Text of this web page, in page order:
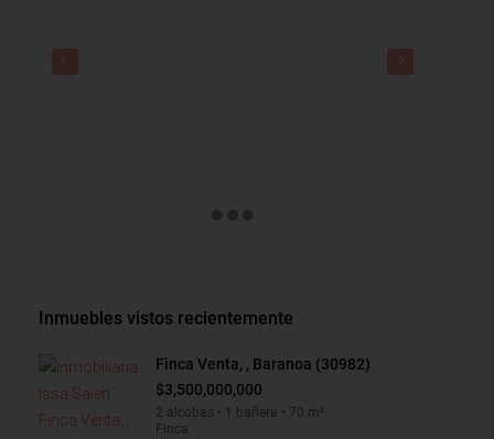
Inmuebles vistos recientemente
Finca Venta, , Baranoa (30982)
$3,500,000,000
2 alcobas • 1 bañera • 70 m²
Finca